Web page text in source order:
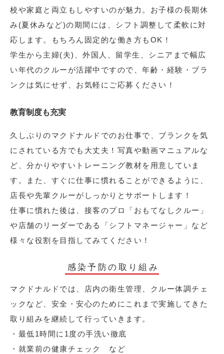
校や家庭と両立もしやすいのが魅力。お子様の長期休
み(夏休みなど)の期間には、シフト調整して柔軟に対
応します。もちろん固定的な働き方もOK！
学生から主婦(夫)、外国人、留学生、シニアまで幅広
い年代のクルーが活躍中ですので、年齢・経験・ブラ
ンクは気にせず、お気軽にご応募ください！
教育制度も充実
久しぶりのマクドナルドでのお仕事で、ブランクを気
にされている方でも大丈夫！写真や動画マニュアルな
ど、分かりやすいトレーニング教材を用意していま
す。また、すぐに仕事に慣れることができるように、
店長や先輩クルーがしっかりとサポートします！
仕事に慣れた後は、接客のプロ「おもてなしクルー」
や店舗のリーダーである「シフトマネージャー」など
様々な役割を目指してみてください！
感染予防の取り組み
マクドナルドでは、店内の衛生管理、クルー体調チェ
ックなど、安全・安心のためにこれまで実施してきた
取り組みを継続して行っていきます。
・最低1時間に1度の手洗い徹底
・就業前の健康チェック など